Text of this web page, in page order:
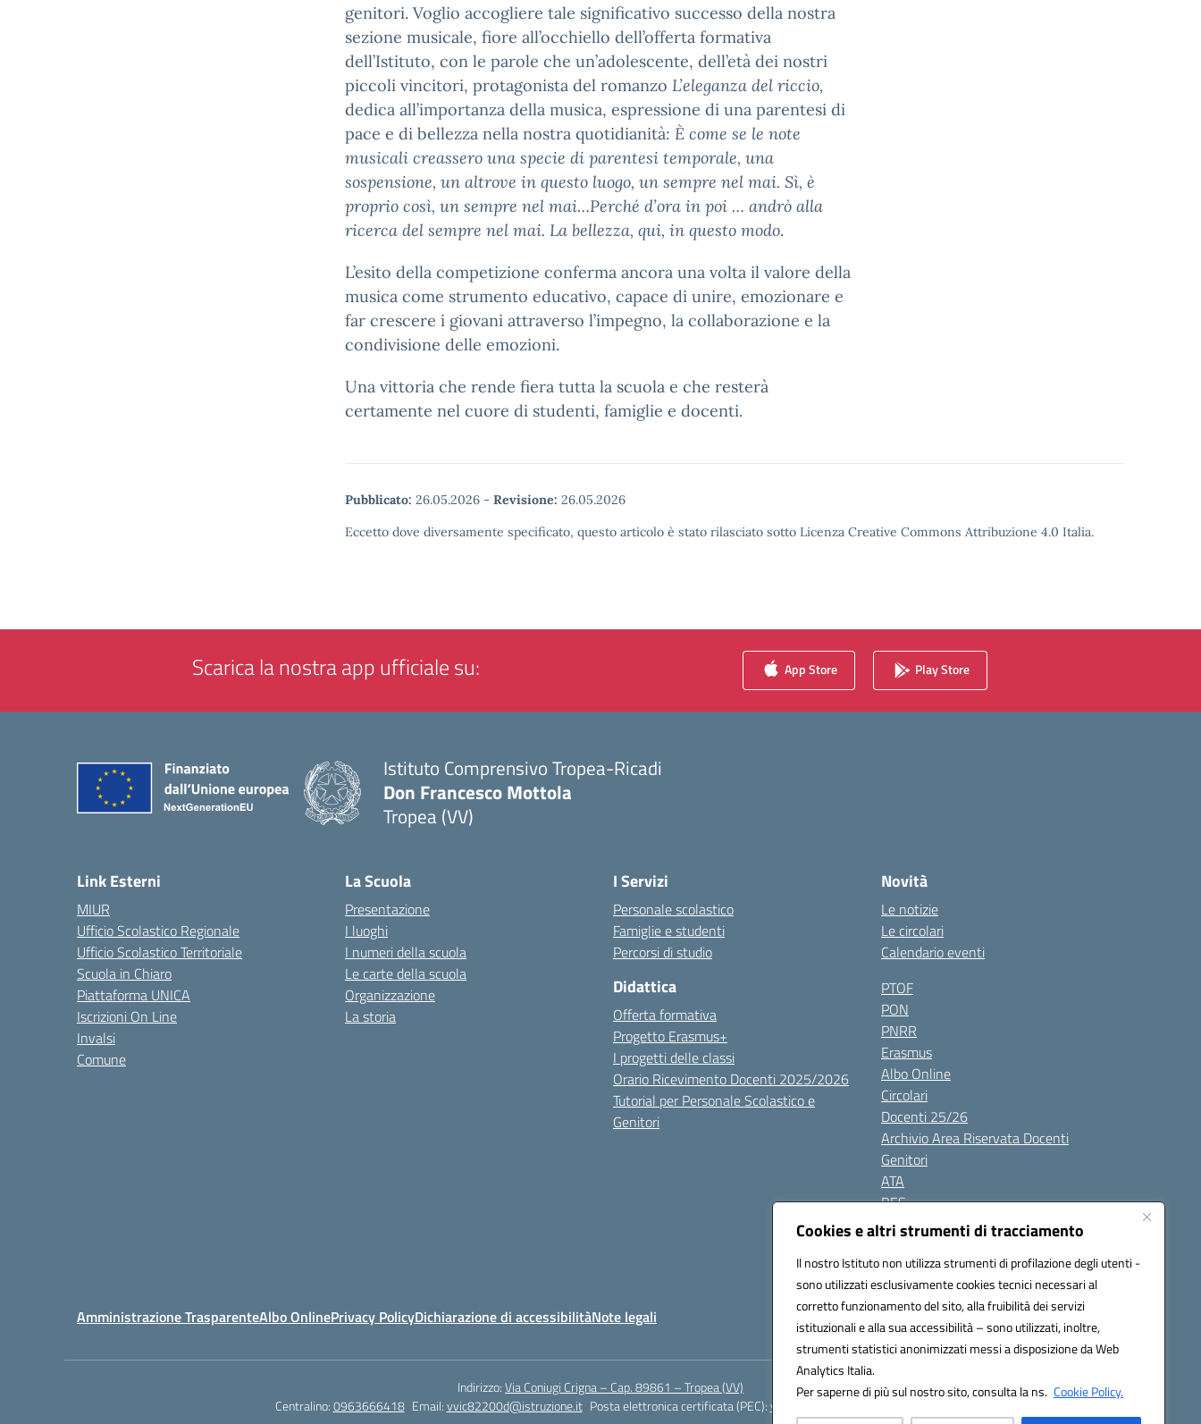
Cookies e altri strumenti di tracciamento
Il nostro Istituto non utilizza strumenti di profilazione degli utenti -
sono utilizzati esclusivamente cookies tecnici necessari al
corretto funzionamento del sito, alla fruibilità dei servizi
istituzionali e alla sua accessibilità – sono utilizzati, inoltre,
strumenti statistici anonimizzati messi a disposizione da Web
Analytics Italia.
Per saperne di più sul nostro sito, consulta la ns. Cookie Policy.
genitori. Voglio accogliere tale significativo successo della nostra
sezione musicale, fiore all’occhiello dell’offerta formativa
dell’Istituto, con le parole che un’adolescente, dell’età dei nostri
piccoli vincitori, protagonista del romanzo L’eleganza del riccio,
dedica all’importanza della musica, espressione di una parentesi di
pace e di bellezza nella nostra quotidianità: È come se le note
musicali creassero una specie di parentesi temporale, una
sospensione, un altrove in questo luogo, un sempre nel mai. Sì, è
proprio così, un sempre nel mai…Perché d’ora in poi … andrò alla
ricerca del sempre nel mai. La bellezza, qui, in questo modo.
L’esito della competizione conferma ancora una volta il valore della
musica come strumento educativo, capace di unire, emozionare e
far crescere i giovani attraverso l’impegno, la collaborazione e la
condivisione delle emozioni.
Una vittoria che rende fiera tutta la scuola e che resterà
certamente nel cuore di studenti, famiglie e docenti.
Pubblicato: 26.05.2026 - Revisione: 26.05.2026
Eccetto dove diversamente specificato, questo articolo è stato rilasciato sotto Licenza Creative Commons Attribuzione 4.0 Italia.
Scarica la nostra app ufficiale su: App Store Play Store
Istituto Comprensivo Tropea-Ricadi
Don Francesco Mottola
Tropea (VV)
Link Esterni
MIUR
Ufficio Scolastico Regionale
Ufficio Scolastico Territoriale
Scuola in Chiaro
Piattaforma UNICA
Iscrizioni On Line
Invalsi
Comune
La Scuola
Presentazione
I luoghi
I numeri della scuola
Le carte della scuola
Organizzazione
La storia
I Servizi
Personale scolastico
Famiglie e studenti
Percorsi di studio
Didattica
Offerta formativa
Progetto Erasmus+
I progetti delle classi
Orario Ricevimento Docenti 2025/2026
Tutorial per Personale Scolastico e
Genitori
Novità
Le notizie
Le circolari
Calendario eventi
PTOF
PON
PNRR
Erasmus
Albo Online
Circolari
Docenti 25/26
Archivio Area Riservata Docenti
Genitori
ATA
BES
Modulistica
Gallery
Amministrazione TrasparenteAlbo OnlinePrivacy PolicyDichiarazione di accessibilitàNote legali
Indirizzo:Via Coniugi Crigna – Cap. 89861 – Tropea (VV)
Centralino:0963666418 Email:vvic82200d@istruzione.it Posta elettronica certificata (PEC):vvic82200d@pec.istruzione.it